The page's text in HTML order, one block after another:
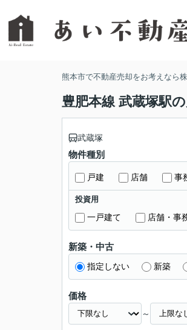
熊本市で不動産売却をお考えなら
豊肥本線 武蔵塚駅
武蔵塚
物件種別
戸建 店舗 事
投資用
一戸建て 店舗・事
新築・中古
指定しない 新築
価格
～